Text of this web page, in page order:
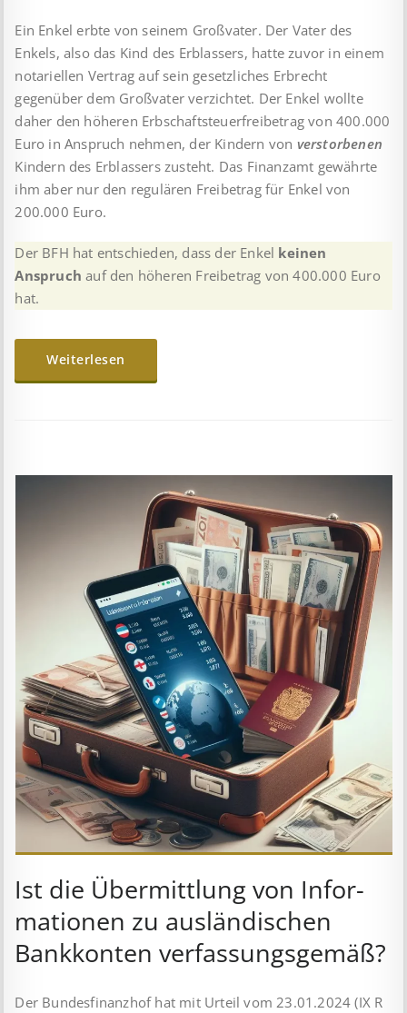
Ein Enkel erbte von seinem Großvater. Der Vater des
Enkels, also das Kind des Erblassers, hatte zuvor in einem
notariellen Vertrag auf sein gesetzliches Erbrecht
gegenüber dem Großvater verzichtet. Der Enkel wollte
daher den höheren Erbschaftsteuerfreibetrag von 400.000
Euro in Anspruch nehmen, der Kindern von verstorbenen
Kindern des Erblassers zusteht. Das Finanzamt gewährte
ihm aber nur den regulären Freibetrag für Enkel von
200.000 Euro.
Der BFH hat entschieden, dass der Enkel keinen
Anspruch auf den höheren Freibetrag von 400.000 Euro
hat.
Weiterlesen
Ist die Über­mitt­lung von In­for­
mat­ion­en zu aus­länd­isch­en
Bank­kont­en ver­fass­ungs­ge­mäß?
Der Bundesfinanzhof hat mit Urteil vom 23.01.2024 (IX R